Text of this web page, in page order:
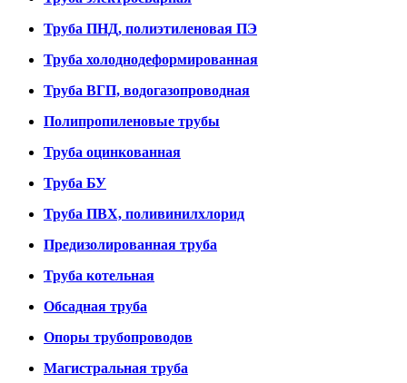
Труба ПНД, полиэтиленовая ПЭ
Труба холоднодеформированная
Труба ВГП, водогазопроводная
Полипропиленовые трубы
Труба оцинкованная
Труба БУ
Труба ПВХ, поливинилхлорид
Предизолированная труба
Труба котельная
Обсадная труба
Опоры трубопроводов
Магистральная труба